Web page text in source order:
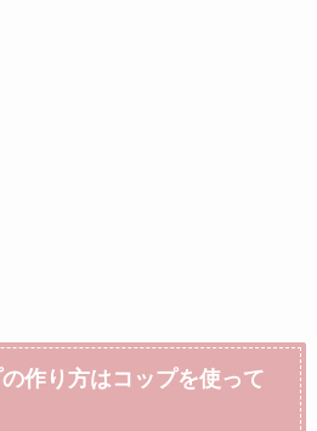
作り方はコップを使って